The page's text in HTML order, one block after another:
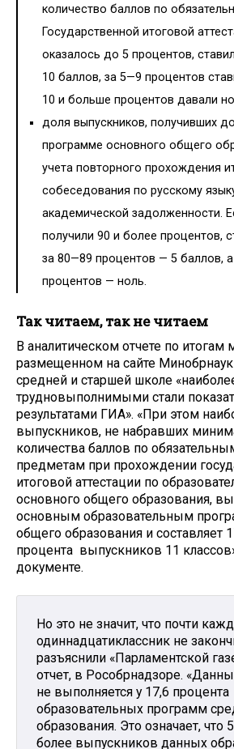
количество баллов по
Государственной итоговой
оказалось до 5 процентов,
10 баллов, за 5—9 процентов
10 и больше процентов давали
доля выпускников, получивших
программе основного общего
учета повторного прохождения
собеседования по русскому
академической задолженности.
получили 90 и более процентов,
за 80—89 процентов — 5 баллов,
процентов — ноль.
Так читаем, так не читаем
В аналитическом отчете по итогам
размещенном на сайте
средней и старшей школе
трудновыполнимыми стали
результатами ГИА». «При этом
выпускников, не набравших
количества баллов по
предметам при прохождении
итоговой аттестации по
основного общего образования,
основным образовательным
общего образования и составляет
процента выпускников 11
документе.
Но это не значит, что почти
одиннадцатиклассник не
разъяснили «Парламентской
отчет, в Рособрнадзоре.
не выполняется у 17,6 процента
образовательных программ
образования. Это означает, что
более выпускников данных